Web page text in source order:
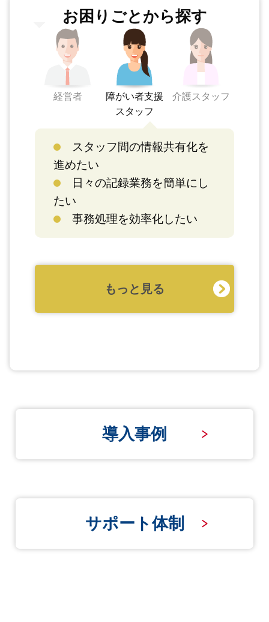
お困りごとから探す
経営者
障がい者支援
スタッフ
スタッフ間の情報共有化を
進めたい
日々の記録業務を簡単にし
たい
事務処理を効率化したい
介護スタッフ
もっと見る
導入事例
サポート体制